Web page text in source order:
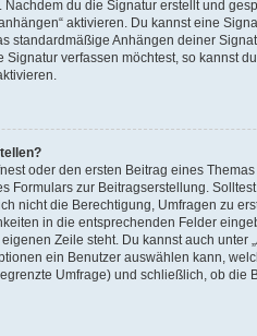
du die Signatur erstellt und
aktivieren. Du kannst eine
standardmäßige Anhängen deiner
verfassen möchtest, so kannst
oder den ersten Beitrag eines
Formulars zur Beitragserstellung.
nicht die Berechtigung, Umfragen zu
in die entsprechenden Felder
Zeile steht. Du kannst auch unter
ein Benutzer auswählen kann,
Umfrage) und schließlich, ob die